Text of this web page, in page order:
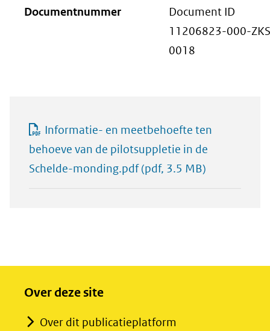
Documentnummer
Document ID
11206823-000-
0018
Informatie- en meetbehoefte ten
behoeve van de pilotsuppletie in de
Schelde-monding.pdf(pdf, 3.5 MB)
Over deze site
Over dit publicatieplatform